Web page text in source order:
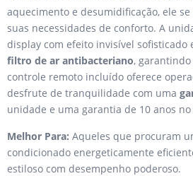
aquecimento e desumidificação, ele
suas necessidades de conforto. A
display com efeito invisível sofisticado
filtro de ar antibacteriano,
controle remoto incluído oferece
desfrute de tranquilidade com uma
unidade e uma garantia de 10 anos
Melhor Para: Aqueles que procuram
condicionado energeticamente
estiloso com desempenho poderoso.